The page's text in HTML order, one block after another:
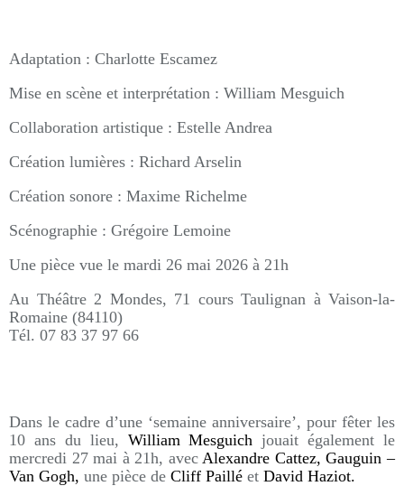
Adaptation : Charlotte Escamez
Mise en scène et interprétation : William Mesguich
Collaboration artistique : Estelle Andrea
Création lumières : Richard Arselin
Création sonore : Maxime Richelme
Scénographie : Grégoire Lemoine
Une pièce vue le mardi 26 mai 2026 à 21h
Au Théâtre 2 Mondes, 71 cours Taulignan à Vaison-la-
Romaine (84110)
Tél. 07 83 37 97 66
Dans le cadre d’une ‘semaine anniversaire’, pour fêter les
10 ans du lieu, William Mesguich jouait également le
mercredi 27 mai à 21h, avecAlexandre Cattez, Gauguin –
Van Gogh, une pièce de Cliff Paillé et David Haziot.